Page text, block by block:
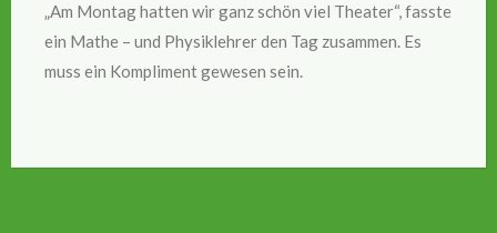
„Am Montag hatten wir ganz schön viel Theater“, fasste
ein Mathe – und Physiklehrer den Tag zusammen. Es
muss ein Kompliment gewesen sein.